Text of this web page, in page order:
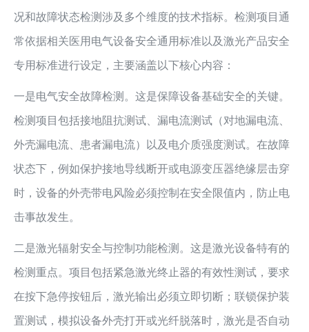
况和故障状态检测涉及多个维度的技术指标。检测项目通
常依据相关医用电气设备安全通用标准以及激光产品安全
专用标准进行设定，主要涵盖以下核心内容：
一是电气安全故障检测。这是保障设备基础安全的关键。
检测项目包括接地阻抗测试、漏电流测试（对地漏电流、
外壳漏电流、患者漏电流）以及电介质强度测试。在故障
状态下，例如保护接地导线断开或电源变压器绝缘层击穿
时，设备的外壳带电风险必须控制在安全限值内，防止电
击事故发生。
二是激光辐射安全与控制功能检测。这是激光设备特有的
检测重点。项目包括紧急激光终止器的有效性测试，要求
在按下急停按钮后，激光输出必须立即切断；联锁保护装
置测试，模拟设备外壳打开或光纤脱落时，激光是否自动